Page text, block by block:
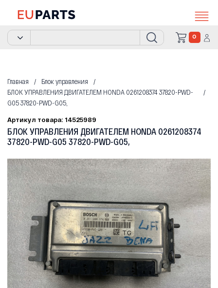
0
Главная
Блок управления
БЛОК УПРАВЛЕНИЯ ДВИГАТЕЛЕМ HONDA 0261208374 37820-PWD-
G05 37820-PWD-G05,
Артикул товара: 14525989
БЛОК УПРАВЛЕНИЯ ДВИГАТЕЛЕМ HONDA 0261208374
37820-PWD-G05 37820-PWD-G05,